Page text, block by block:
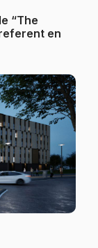
“The
en